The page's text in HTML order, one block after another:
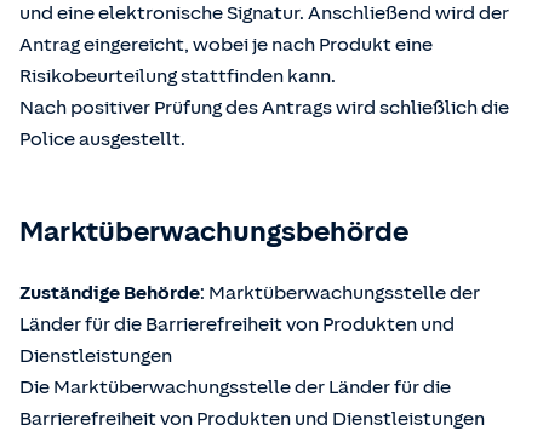
und eine elektronische Signatur. Anschließend wird der
Antrag eingereicht, wobei je nach Produkt eine
Risikobeurteilung stattfinden kann.
Nach positiver Prüfung des Antrags wird schließlich die
Police ausgestellt.
Marktüberwachungsbehörde
Zuständige Behörde: Marktüberwachungsstelle der
Länder für die Barrierefreiheit von Produkten und
Dienstleistungen
Die Marktüberwachungsstelle der Länder für die
Barrierefreiheit von Produkten und Dienstleistungen